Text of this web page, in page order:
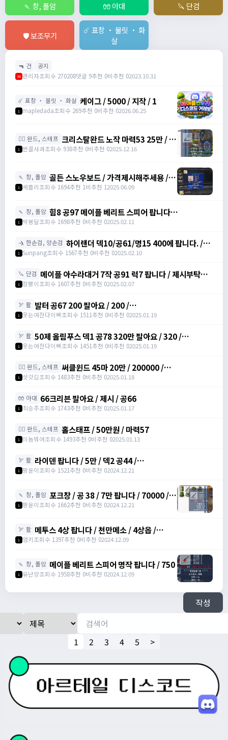
🍡 창, 폴암 🧤 아대 🔪 단검
🛡️ 보조무기
☄️ 표창 ・ 불릿 ・ 화
살
🔫 건 공지
M 관리자조회수 270208댓글 9추천 0비추천 02023.10.31
☄️ 표창 ・ 불릿 ・ 화살 케이그 / 5000 / 지작 / 1
1 mapledada조회수 269추천 0비추천 02026.06.25
🧙‍♀️ 완드, 스테프 크리스탈완드 노작 마력53 25만 / 마
력52 15만 팝니다 / 250000 / 마력
https://open.kakao.com/o/sdHYKEcg
1 썬콜사과조회수 938추천 0비추천 02025.12.16
🍡 창, 폴암 골든 스노우보드 / 가격제시해주세용 / 골
든 스노우보드 3강 STR3 공격력60 /
1 세를리조회수 1694추천 1비추천 12025.06.09
🍡 창, 폴암 힘8 공97 메이플 베리트 스피어 팝니다
https://open.kakao.com/o/gZBfyJ6f /
1 박봉달조회수 1698추천 0비추천 02025.02.11
🤺 한손검, 양손검 하이랜더 덱10/공61/명15 400에 팝니다. /
4000000
1 Sunpang조회수 1567추천 0비추천 02025.02.10
🔪 단검 메이플 아수라대거 7작 공91 럭7 팝니다 / 제시부탁드
려요 / 아수라대거
1 장뿡이조회수 1607추천 0비추천 02025.02.07
🏹 활 발터 공67 200 팔아요 / 200 /
https://open.kakao.com/o/sudvnjbh
1 웃는여잔다이뻐조회수 1511추천 0비추천 02025.01.19
🏹 활 50제 올림푸스 덱1 공78 320만 팔아요 / 320 /
https://open.kakao.com/o/sudvnjbh
1 웃는여잔다이뻐조회수 1451추천 0비추천 02025.01.19
🧙‍♀️ 완드, 스테프 써클윈드 45마 20만 / 200000 /
https://open.kakao.com/o/sqsdWdbh
1 삿갓김조회수 1483추천 0비추천 02025.01.18
🧤 아대 66크리븐 팔아요 / 제시 / 공66
1 최승주조회수 1743추천 0비추천 02025.01.17
🧙‍♀️ 완드, 스테프 홀스태프 / 50만원 / 마력57
1 이놈뭐여조회수 1493추천 0비추천 02025.01.13
🏹 활 라이덴 팝니다 / 5만 / 덱2 공44 /
https://open.kakao.com/o/szTBqf6g
1 팡윤이조회수 1521추천 0비추천 02024.12.21
🍡 창, 폴암 포크창 / 공 38 / 7만 팝니다 / 70000 /
포크 창 /
https://open.kakao.com/o/szTBqf6g
1 팡윤이조회수 1662추천 0비추천 02024.12.21
🏹 활 메투스 4상 팝니다 / 천만메소 / 4상옵 /
https://open.kakao.com/o/srDmv3Wf
1 엄키조회수 1397추천 0비추천 02024.12.09
🍡 창, 폴암 메이플 베리트 스피어 명작 팝니다 / 750
1 유난양조회수 1958추천 0비추천 02024.12.09
작성
1 2 3 4 5 >